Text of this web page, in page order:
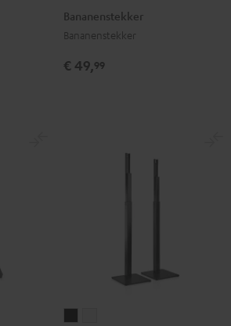
Zwart/rood
Bananenstekker
Bananenstekker
€ 49,99